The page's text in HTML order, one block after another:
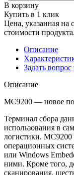
В корзину
Купить в 1 клик
Цена, указанная на
стоимости
Описание
Задать вопрос
Описание
MC9200 — новое
Терминал сбора
использования в
логистики. MC9200
операционных
или Windows
ними. Кроме того,
сканирования,